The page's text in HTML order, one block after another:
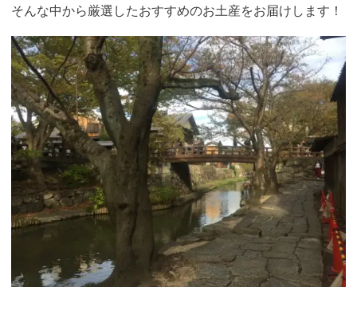
そんな中から厳選したおすすめのお土産をお届けします！